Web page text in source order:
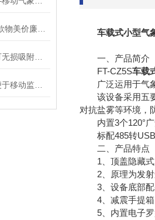
车载式小型气
一、产品简介
FT-CZ5S车载
广泛运用于气象
该设备采用五要
对抗盐雾等环境，
内置3个120°广
标配485转USB
二、产品特点
1、顶盖隐藏式
2、原理为发射
3、设备底部配
4、减震手提箱
5、内置电子罗